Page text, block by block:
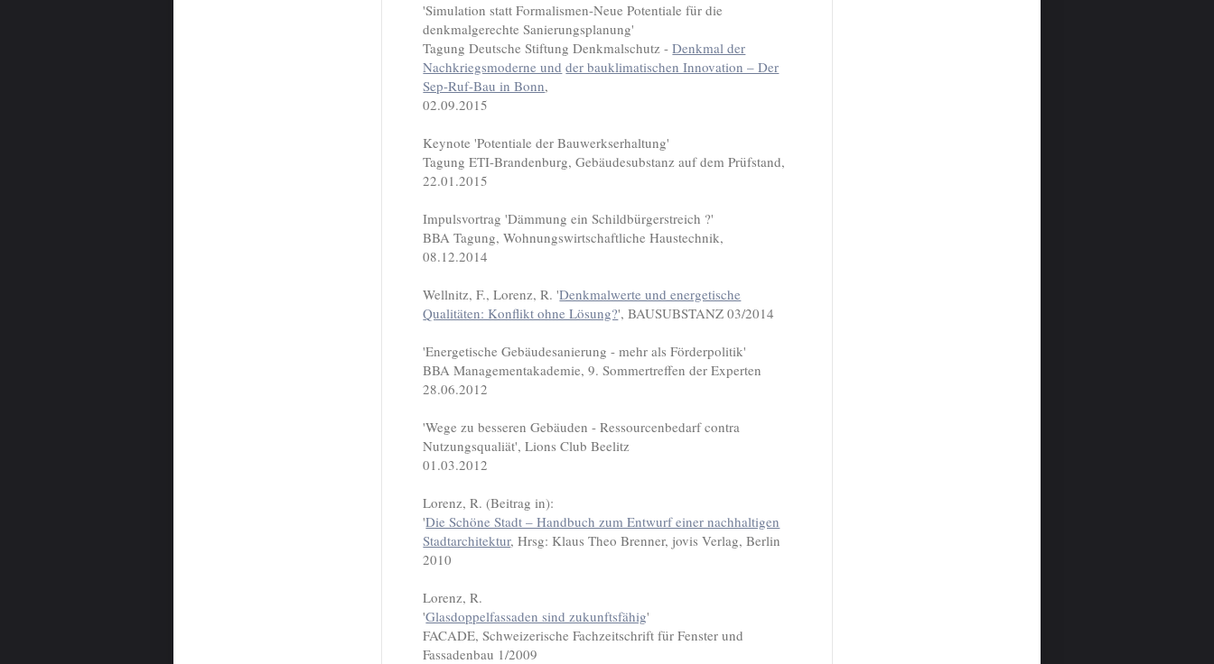
'Simulation statt Formalismen-Neue Potentiale für die
denkmalgerechte Sanierungsplanung'
Tagung Deutsche Stiftung Denkmalschutz -Denkmal der
Nachkriegsmoderne und der bauklimatischen Innovation – Der
Sep-Ruf-Bau in Bonn,
02.09.2015
Keynote 'Potentiale der Bauwerkserhaltung'
Tagung ETI-Brandenburg, Gebäudesubstanz auf dem Prüfstand,
22.01.2015
Impulsvortrag 'Dämmung ein Schildbürgerstreich ?'
BBA Tagung, Wohnungswirtschaftliche Haustechnik,
08.12.2014
Wellnitz, F., Lorenz, R. 'Denkmalwerte und energetische
Qualitäten: Konflikt ohne Lösung?', BAUSUBSTANZ 03/2014
'Energetische Gebäudesanierung - mehr als Förderpolitik'
BBA Managementakademie, 9. Sommertreffen der Experten
28.06.2012
'Wege zu besseren Gebäuden - Ressourcenbedarf contra
Nutzungsqualiät', Lions Club Beelitz
01.03.2012
Lorenz, R. (Beitrag in):
'Die Schöne Stadt – Handbuch zum Entwurf einer nachhaltigen
Stadtarchitektur, Hrsg: Klaus Theo Brenner, jovis Verlag, Berlin
2010
Lorenz, R.
'Glasdoppelfassaden sind zukunftsfähig'
FACADE, Schweizerische Fachzeitschrift für Fenster und
Fassadenbau 1/2009